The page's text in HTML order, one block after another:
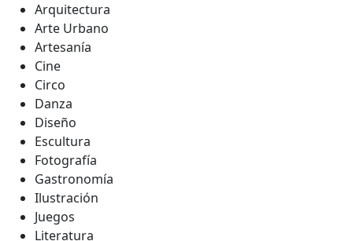
Arquitectura
Arte Urbano
Artesanía
Cine
Circo
Danza
Diseño
Escultura
Fotografía
Gastronomía
Ilustración
Juegos
Literatura